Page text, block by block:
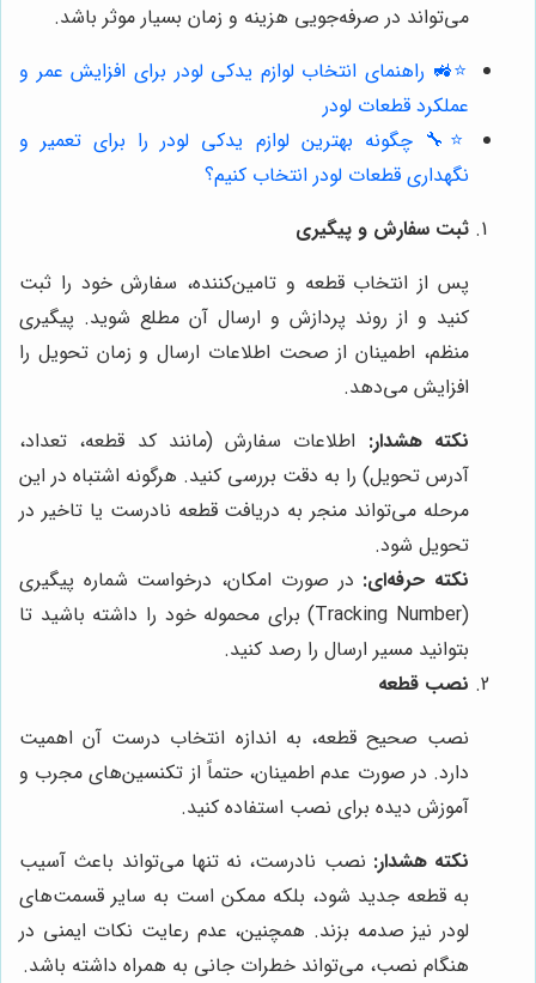
می‌تواند در صرفه‌جویی هزینه و زمان بسیار موثر باشد.
⭐️🚜 راهنمای انتخاب لوازم یدکی لودر برای افزایش عمر و
عملکرد قطعات لودر
⭐️🔧 چگونه بهترین لوازم یدکی لودر را برای تعمیر و
نگهداری قطعات لودر انتخاب کنیم؟
ثبت سفارش و پیگیری
پس از انتخاب قطعه و تامین‌کننده، سفارش خود را ثبت
کنید و از روند پردازش و ارسال آن مطلع شوید. پیگیری
منظم، اطمینان از صحت اطلاعات ارسال و زمان تحویل را
افزایش می‌دهد.
نکته هشدار: اطلاعات سفارش (مانند کد قطعه، تعداد،
آدرس تحویل) را به دقت بررسی کنید. هرگونه اشتباه در این
مرحله می‌تواند منجر به دریافت قطعه نادرست یا تاخیر در
تحویل شود.
نکته حرفه‌ای: در صورت امکان، درخواست شماره پیگیری
(Tracking Number) برای محموله خود را داشته باشید تا
بتوانید مسیر ارسال را رصد کنید.
نصب قطعه
نصب صحیح قطعه، به اندازه انتخاب درست آن اهمیت
دارد. در صورت عدم اطمینان، حتماً از تکنسین‌های مجرب و
آموزش دیده برای نصب استفاده کنید.
نکته هشدار: نصب نادرست، نه تنها می‌تواند باعث آسیب
به قطعه جدید شود، بلکه ممکن است به سایر قسمت‌های
لودر نیز صدمه بزند. همچنین، عدم رعایت نکات ایمنی در
هنگام نصب، می‌تواند خطرات جانی به همراه داشته باشد.